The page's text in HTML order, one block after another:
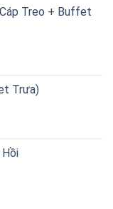
Treo + Buffet
Trưa)